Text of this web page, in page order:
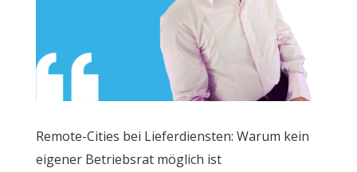
Remote-Cities bei Lieferdiensten: Warum kein
eigener Betriebsrat möglich ist